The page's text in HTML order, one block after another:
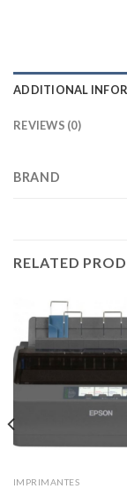
ADDITIONAL
REVIEWS (0)
BRAND
RELATED
IMPRIMANTES